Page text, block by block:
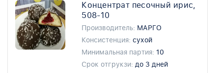
Концентрат песочный ирис,
508-10
Производитель: МАРГО
Консистенция: сухой
Минимальная партия: 10
Срок отгрукзи: до 3 дней